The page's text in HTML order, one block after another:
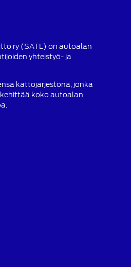
ry (SATL) on autoalan
yhteistyö- ja
kattojärjestönä, jonka
koko autoalan